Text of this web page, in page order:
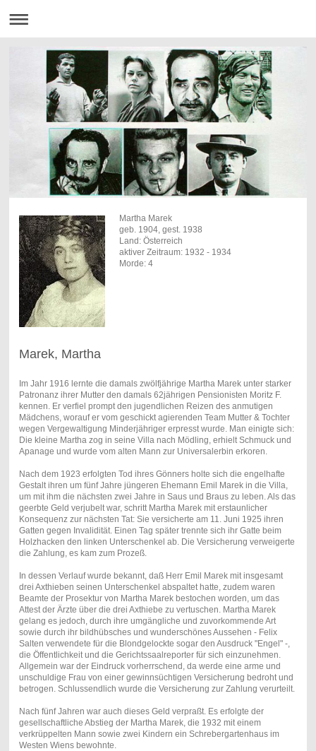
Martha Marek
geb. 1904, gest. 1938
Land: Österreich
aktiver Zeitraum: 1932 - 1934
Morde: 4
Marek, Martha
Im Jahr 1916 lernte die damals zwölfjährige Martha Marek unter starker
Patronanz ihrer Mutter den damals 62jährigen Pensionisten Moritz F.
kennen. Er verfiel prompt den jugendlichen Reizen des anmutigen
Mädchens, worauf er vom geschickt agierenden Team Mutter & Tochter
wegen Vergewaltigung Minderjähriger erpresst wurde. Man einigte sich:
Die kleine Martha zog in seine Villa nach Mödling, erhielt Schmuck und
Apanage und wurde vom alten Mann zur Universalerbin erkoren.
Nach dem 1923 erfolgten Tod ihres Gönners holte sich die engelhafte
Gestalt ihren um fünf Jahre jüngeren Ehemann Emil Marek in die Villa,
um mit ihm die nächsten zwei Jahre in Saus und Braus zu leben. Als das
geerbte Geld verjubelt war, schritt Martha Marek mit erstaunlicher
Konsequenz zur nächsten Tat: Sie versicherte am 11. Juni 1925 ihren
Gatten gegen Invalidität. Einen Tag später trennte sich ihr Gatte beim
Holzhacken den linken Unterschenkel ab. Die Versicherung verweigerte
die Zahlung, es kam zum Prozeß.
In dessen Verlauf wurde bekannt, daß Herr Emil Marek mit insgesamt
drei Axthieben seinen Unterschenkel abspaltet hatte, zudem waren
Beamte der Prosektur von Martha Marek bestochen worden, um das
Attest der Ärzte über die drei Axthiebe zu vertuschen. Martha Marek
gelang es jedoch, durch ihre umgängliche und zuvorkommende Art
sowie durch ihr bildhübsches und wunderschönes Aussehen - Felix
Salten verwendete für die Blondgelockte sogar den Ausdruck "Engel" -,
die Öffentlichkeit und die Gerichtssaalreporter für sich einzunehmen.
Allgemein war der Eindruck vorherrschend, da werde eine arme und
unschuldige Frau von einer gewinnsüchtigen Versicherung bedroht und
betrogen. Schlussendlich wurde die Versicherung zur Zahlung verurteilt.
Nach fünf Jahren war auch dieses Geld verpraßt. Es erfolgte der
gesellschaftliche Abstieg der Martha Marek, die 1932 mit einem
verkrüppelten Mann sowie zwei Kindern ein Schrebergartenhaus im
Westen Wiens bewohnte.